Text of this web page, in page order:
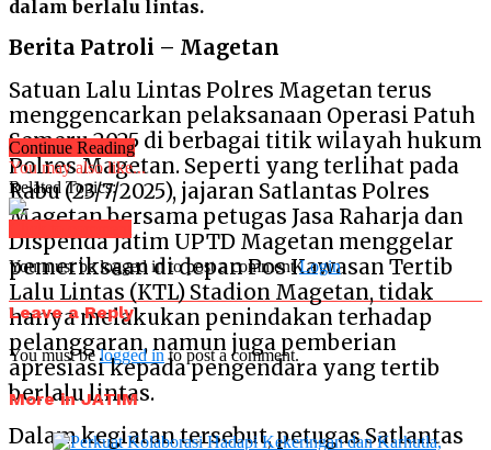
dalam berlalu lintas.
Berita Patroli – Magetan
Satuan Lalu Lintas Polres Magetan terus
menggencarkan pelaksanaan Operasi Patuh
Semeru 2025 di berbagai titik wilayah hukum
Polres Magetan. Seperti yang terlihat pada
Rabu (23/7/2025), jajaran Satlantas Polres
Magetan bersama petugas Jasa Raharja dan
Dispenda Jatim UPTD Magetan menggelar
pemeriksaan di depan Pos Kawasan Tertib
Lalu Lintas (KTL) Stadion Magetan, tidak
hanya melakukan penindakan terhadap
pelanggaran, namun juga pemberian
apresiasi kepada pengendara yang tertib
berlalu lintas.
Dalam kegiatan tersebut, petugas Satlantas
Continue Reading
You may also like...
Related Topics:
You must be logged in to post a commentLogin
Leave a Reply
You must belogged into post a comment.
More in JATIM